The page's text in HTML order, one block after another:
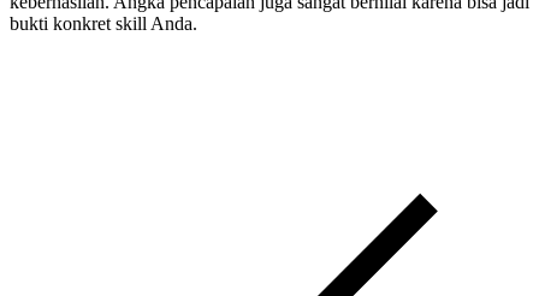
bukti konkret skill Anda.